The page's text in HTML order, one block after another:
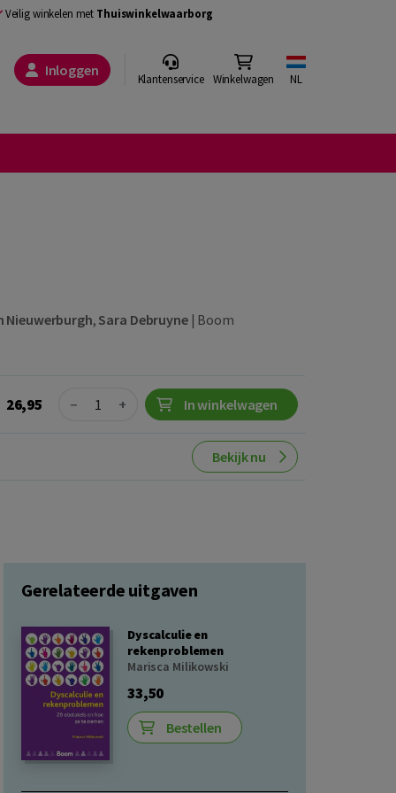
Veilig winkelen met Thuiswinkelwaarborg
Inloggen Klantenservice Winkelwagen NL
Nieuwerburgh, Sara Debruyne| Boom
26,95 Quantity
− + In winkelwagen
Bekijk nu
Gerelateerde uitgaven
Dyscalculie en
rekenproblemen
Marisca Milikowski
33,50
Bestellen